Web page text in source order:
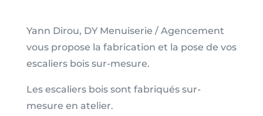
Yann Dirou, DY Menuiserie / Agencement
vous propose la fabrication et la pose de vos
escaliers bois sur-mesure.
Les escaliers bois sont fabriqués sur-
mesure en atelier.